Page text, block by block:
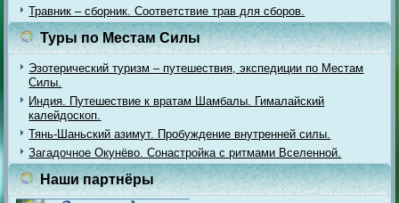
Травник – сборник. Соответствие трав для сборов.
Туры по Местам Силы
Эзотерический туризм – путешествия, экспедиции по Местам
Силы.
Индия. Путешествие к вратам Шамбалы. Гималайский
калейдоскоп.
Тянь-Шаньский азимут. Пробуждение внутренней силы.
Загадочное Окунёво. Сонастройка с ритмами Вселенной.
Наши партнёры